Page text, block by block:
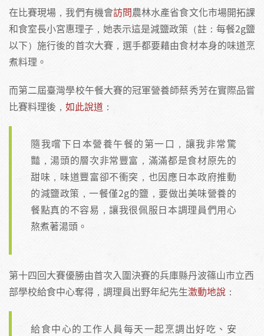
在比賽現場，我們有機會訪問農林水產省食文化市場開拓課
和食室長小宮惠理子，她表示這是減鹽政策（註：每餐2g鹽
以下）施行後的首次大賽，選手都要藉由食材本身的味道烹
煮料理。
而第二屆臺灣學校午餐大賽的冠軍營養師蔡秀芳在實際品嘗
比賽料理後， 如此說道 ：
隨我嚐下日本營養午餐的第一口，讓我非常驚
豔，湯頭的層次非常豐富，滿滿都是食材原先的
甜味，味道豐富卻不衝突，也因應日本政府推動
的減鹽政策，一餐僅2g的鹽，要做出美味營養的
餐點真的不容易，讓我很佩服日本調理員們用心
熬煮著湯頭。
第十四回大賽優勝由首次入圍決賽的兵庫縣丹波篠山市立西
部學校給食中心奪得，調理員出野年紀先生激動地說 ：
給食中心的工作人員每天一起烹調出好吃、安